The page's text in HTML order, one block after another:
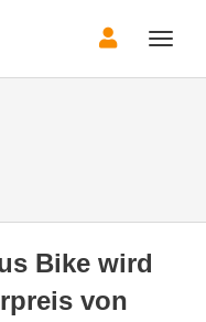
Toggle
Bike wird
von